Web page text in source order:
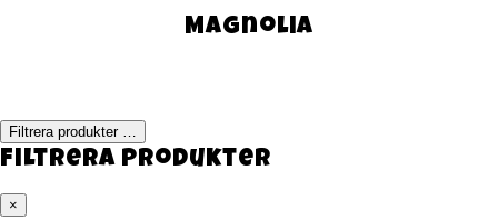
Magnolia
Filtrera produkter …
Filtrera produkter
×